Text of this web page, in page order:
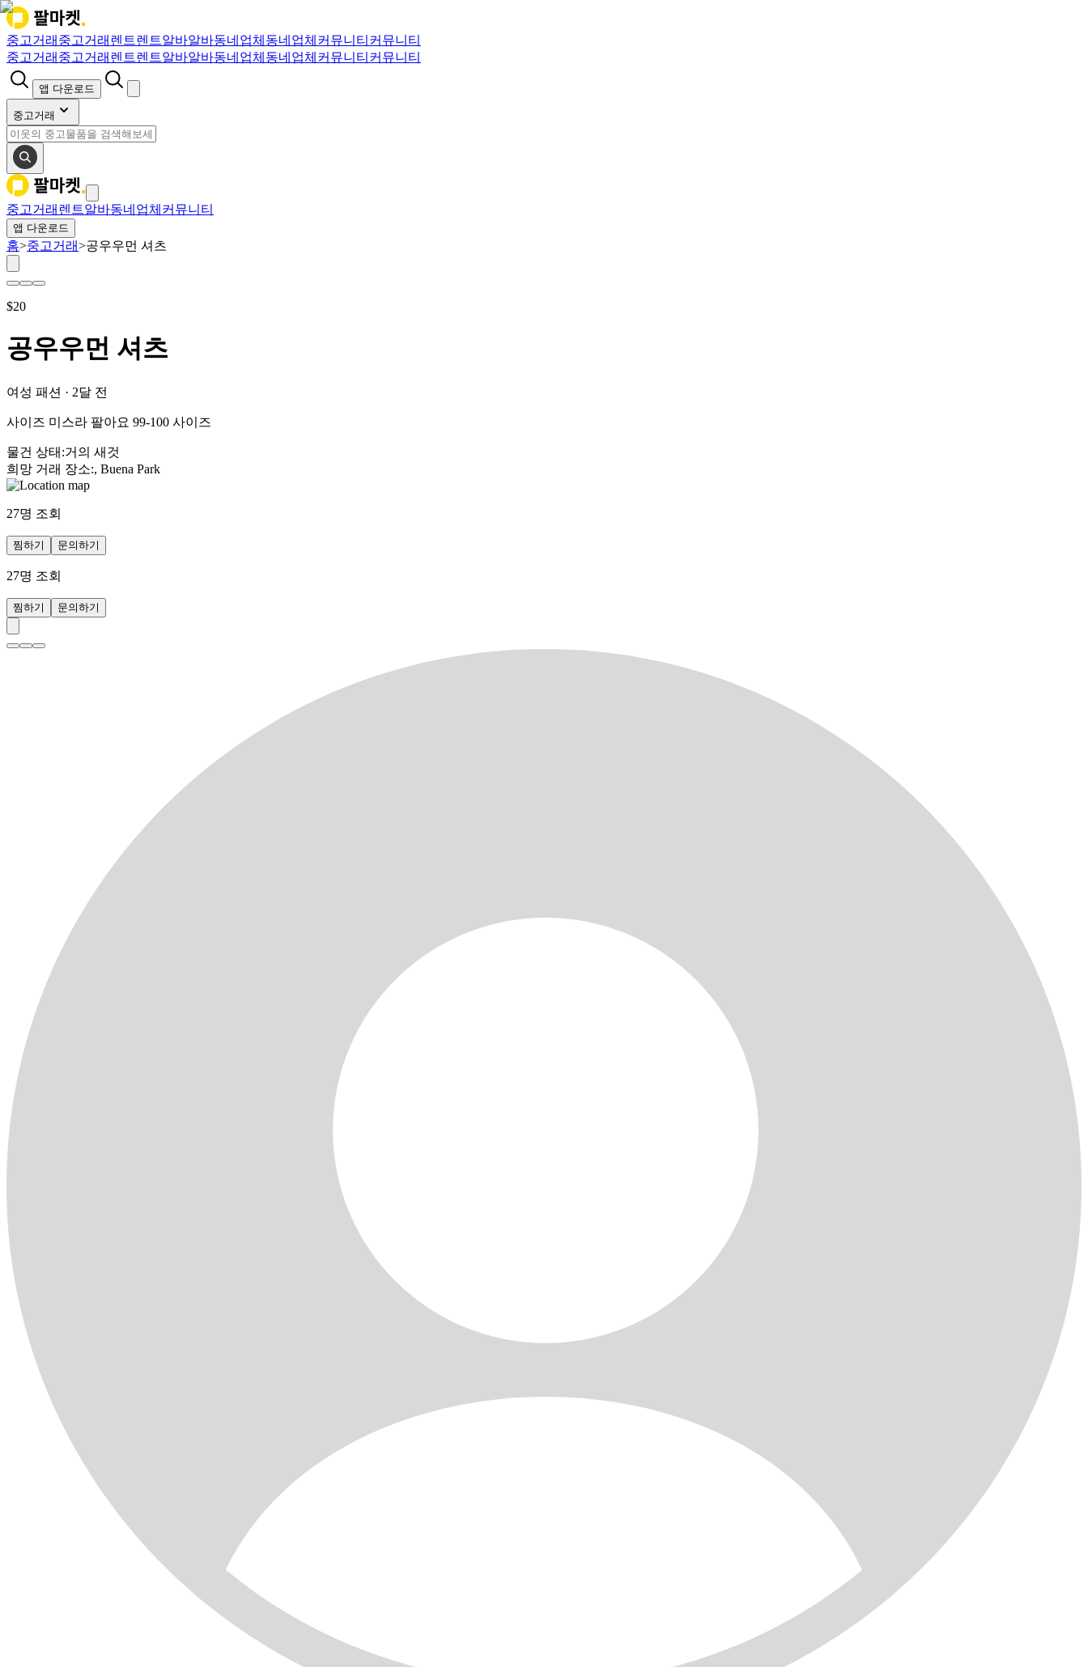
중고거래 중고거래 렌트렌트알바알바동네업체 동네업체 커뮤니티 커뮤니티
중고거래 중고거래 렌트렌트알바알바동네업체 동네업체 커뮤니티 커뮤니티
앱 다운로드
중고거래
중고거래 렌트알바동네업체 커뮤니티
앱 다운로드
홈>중고거래>공우우먼 셔츠
$20
공우우먼 셔츠
여성 패션 · 2달 전
사이즈 미스라 팔아요 99-100 사이즈
물건 상태 :거의 새것
희망 거래 장소:, Buena Park
27명 조회
찜하기 문의하기
27명 조회
찜하기 문의하기